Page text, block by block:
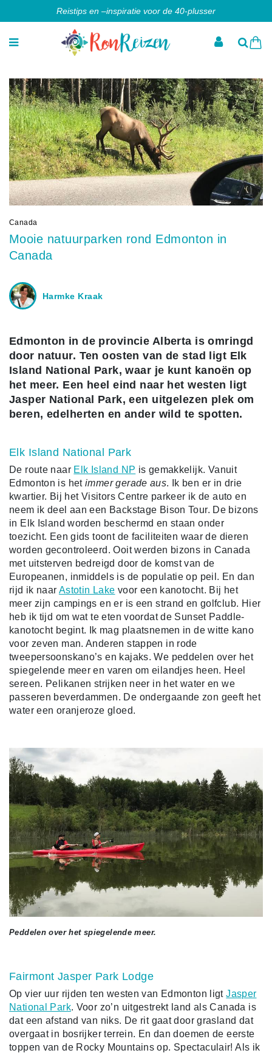
Reistips en –inspiratie voor de 40-plusser
Canada
Mooie natuurparken rond Edmonton in
Canada
Harmke Kraak
Edmonton in de provincie Alberta is omringd
door natuur. Ten oosten van de stad ligt Elk
Island National Park, waar je kunt kanoën op
het meer. Een heel eind naar het westen ligt
Jasper National Park, een uitgelezen plek om
beren, edelherten en ander wild te spotten.
Elk Island National Park
De route naar Elk Island NP is gemakkelijk. Vanuit
Edmonton is hetimmer gerade aus. Ik ben er in drie
kwartier. Bij het Visitors Centre parkeer ik de auto en
neem ik deel aan een Backstage Bison Tour. De bizons
in Elk Island worden beschermd en staan onder
toezicht. Een gids toont de faciliteiten waar de dieren
worden gecontroleerd. Ooit werden bizons in Canada
met uitsterven bedreigd door de komst van de
Europeanen, inmiddels is de populatie op peil. En dan
rijd ik naar Astotin Lake voor een kanotocht. Bij het
meer zijn campings en er is een strand en golfclub. Hier
heb ik tijd om wat te eten voordat de Sunset Paddle-
kanotocht begint. Ik mag plaatsnemen in de witte kano
voor zeven man. Anderen stappen in rode
tweepersoonskano’s en kajaks. We peddelen over het
spiegelende meer en varen om eilandjes heen. Heel
sereen. Pelikanen strijken neer in het water en we
passeren beverdammen. De ondergaande zon geeft het
water een oranjeroze gloed.
Peddelen over het spiegelende meer.
Fairmont Jasper Park Lodge
Op vier uur rijden ten westen van Edmonton ligtJasper
National Park. Voor zo’n uitgestrekt land als Canada is
dat een afstand van niks. De rit gaat door grasland dat
overgaat in bosrijker terrein. En dan doemen de eerste
toppen van de Rocky Mountains op. Spectaculair! Als ik